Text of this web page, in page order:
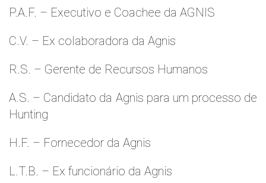
P.A.F. – Executivo e Coachee da AGNIS
C.V. – Ex colaboradora da Agnis
R.S. – Gerente de Recursos Humanos
A.S. – Candidato da Agnis para um processo de
Hunting
H.F. – Fornecedor da Agnis
L.T.B. – Ex funcionário da Agnis